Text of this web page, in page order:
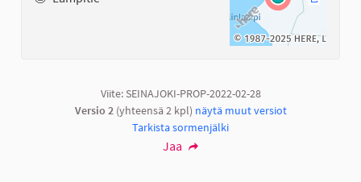
Viite: SEINAJOKI-PROP-2022-02-28
Versio 2(yhteensä 2 kpl) näytä muut versiot
Tarkista sormenjälki
Jaa